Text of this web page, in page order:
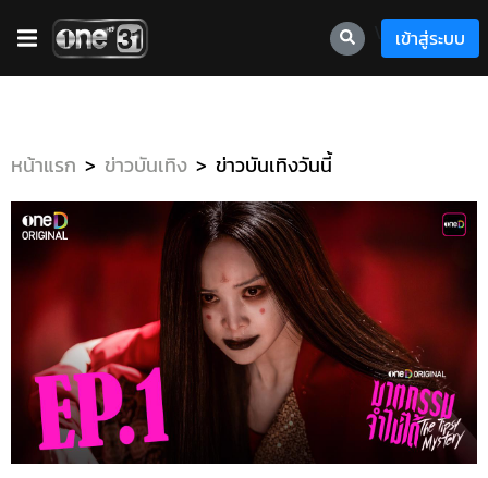
เข้าสู่ระบบ
หน้าแรก ข่าวบันเทิง ข่าวบันเทิงวันนี้